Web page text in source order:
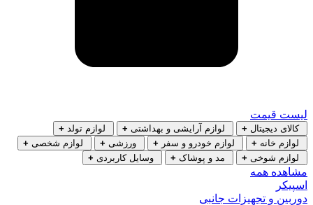
لیست قیمت
کالای دیجیتال + لوازم آرایشی و بهداشتی + لوازم تولد +
لوازم خانه + لوازم خودرو و سفر + ورزشی + لوازم شخصی +
لوازم شوخی + مد و پوشاک + وسایل کاربردی +
مشاهده همه
اسپیکر
دوربین و تجهیزات جانبی